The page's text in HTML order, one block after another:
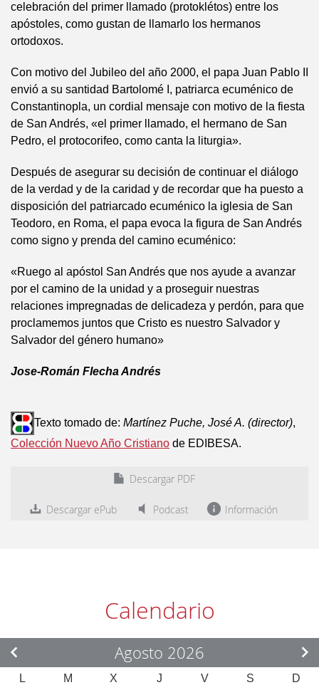
celebración del primer llamado (protoklétos) entre los
apóstoles, como gustan de llamarlo los hermanos
ortodoxos.
Con motivo del Jubileo del año 2000, el papa Juan Pablo II
envió a su santidad Bartolomé I, patriarca ecuménico de
Constantinopla, un cordial mensaje con motivo de la fiesta
de San Andrés, «el primer llamado, el hermano de San
Pedro, el protocorifeo, como canta la liturgia».
Después de asegurar su decisión de continuar el diálogo
de la verdad y de la caridad y de recordar que ha puesto a
disposición del patriarcado ecuménico la iglesia de San
Teodoro, en Roma, el papa evoca la figura de San Andrés
como signo y prenda del camino ecuménico:
«Ruego al apóstol San Andrés que nos ayude a avanzar
por el camino de la unidad y a proseguir nuestras
relaciones impregnadas de delicadeza y perdón, para que
proclamemos juntos que Cristo es nuestro Salvador y
Salvador del género humano»
Jose-Román Flecha Andrés
Texto tomado de: Martínez Puche, José A. (director),
Colección Nuevo Año Cristiano de EDIBESA.
Descargar PDF
Descargar ePub Podcast Información
Calendario
Agosto 2026
L M X J V S D